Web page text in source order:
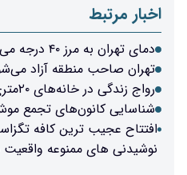
اخبار مرتبط
دمای تهران به مرز ۴۰ درجه می‌رسد
تهران صاحب منطقه آزاد
رواج زندگی در خانه‌های ۲۰متری تهران
شناسایی کانون‌های تجمع
افتتاح عجیب ترین کافه
نوشیدنی های ممنوعه واقعیت